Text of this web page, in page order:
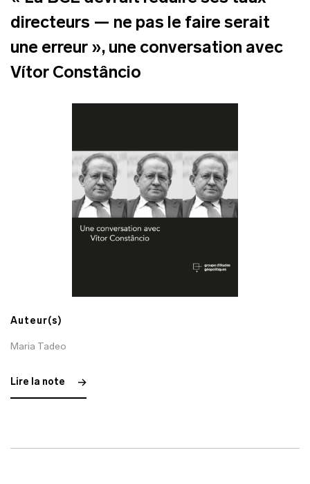
directeurs — ne pas le faire serait
une erreur », une conversation avec
Vítor Constâncio
Auteur(s)
Maria Tadeo
Lire la note